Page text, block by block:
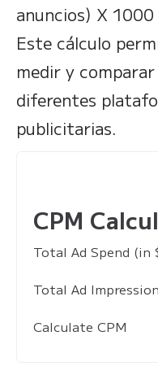
anuncios) X 1000
Este cálculo
medir y
diferentes
publicitarias.
CPM
Total Ad Spend (in
Total Ad
Calculate CPM